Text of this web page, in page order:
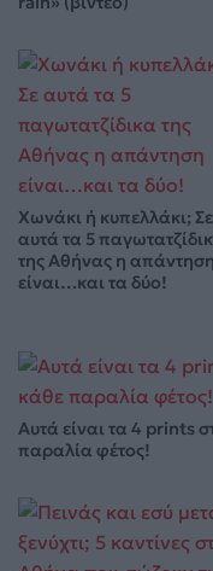
Χωνάκι ή κυπελλάκι; Σε
αυτά τα 5
της Αθήνας η απάντηση
είναι…και τα δύο!
Αυτά είναι τα 4 prints
παραλία φέτος!